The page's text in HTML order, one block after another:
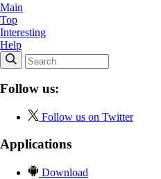
Main
Top
Interesting
Help
Follow us:
Follow us on Twitter
Applications
Download